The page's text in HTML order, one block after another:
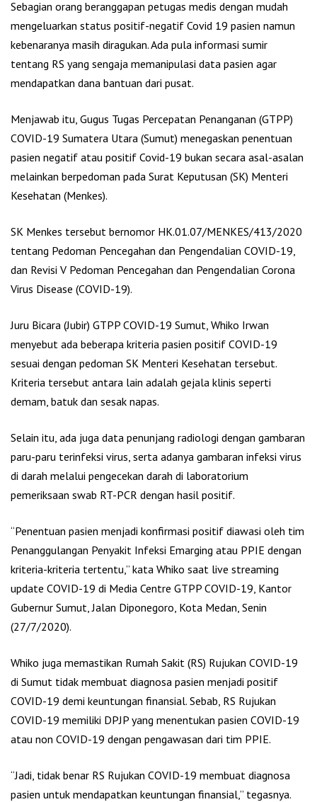
Sebagian orang beranggapan petugas medis dengan mudah
mengeluarkan status positif-negatif Covid 19 pasien namun
kebenaranya masih diragukan. Ada pula informasi sumir
tentang RS yang sengaja memanipulasi data pasien agar
mendapatkan dana bantuan dari pusat.
Menjawab itu, Gugus Tugas Percepatan Penanganan (GTPP)
COVID-19 Sumatera Utara (Sumut) menegaskan penentuan
pasien negatif atau positif Covid-19 bukan secara asal-asalan
melainkan berpedoman pada Surat Keputusan (SK) Menteri
Kesehatan (Menkes).
SK Menkes tersebut bernomor HK.01.07/MENKES/413/2020
tentang Pedoman Pencegahan dan Pengendalian COVID-19,
dan Revisi V Pedoman Pencegahan dan Pengendalian Corona
Virus Disease (COVID-19).
Juru Bicara (Jubir) GTPP COVID-19 Sumut, Whiko Irwan
menyebut ada beberapa kriteria pasien positif COVID-19
sesuai dengan pedoman SK Menteri Kesehatan tersebut.
Kriteria tersebut antara lain adalah gejala klinis seperti
demam, batuk dan sesak napas.
Selain itu, ada juga data penunjang radiologi dengan gambaran
paru-paru terinfeksi virus, serta adanya gambaran infeksi virus
di darah melalui pengecekan darah di laboratorium
pemeriksaan swab RT-PCR dengan hasil positif.
“Penentuan pasien menjadi konfirmasi positif diawasi oleh tim
Penanggulangan Penyakit Infeksi Emarging atau PPIE dengan
kriteria-kriteria tertentu,” kata Whiko saat live streaming
update COVID-19 di Media Centre GTPP COVID-19, Kantor
Gubernur Sumut, Jalan Diponegoro, Kota Medan, Senin
(27/7/2020).
Whiko juga memastikan Rumah Sakit (RS) Rujukan COVID-19
di Sumut tidak membuat diagnosa pasien menjadi positif
COVID-19 demi keuntungan finansial. Sebab, RS Rujukan
COVID-19 memiliki DPJP yang menentukan pasien COVID-19
atau non COVID-19 dengan pengawasan dari tim PPIE.
“Jadi, tidak benar RS Rujukan COVID-19 membuat diagnosa
pasien untuk mendapatkan keuntungan finansial,” tegasnya.